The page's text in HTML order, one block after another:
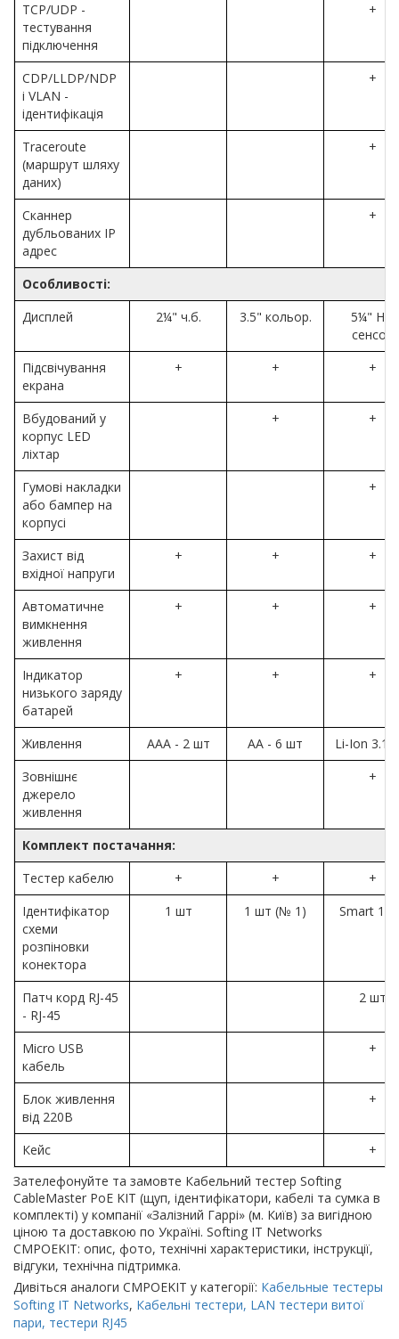
TCP/UDP -
тестування
підключення
+
CDP/LLDP/NDP
і VLAN -
ідентифікація
+
Traceroute
(маршрут шляху
даних)
+
Сканнер
дубльованих IP
адрес
+
Особливості:
Дисплей
2¼" ч.б. 3.5" кольор.
5¼" HD
сенсор
Підсвічування
екрана
+ + +
Вбудований у
корпус LED
ліхтар
+ +
Гумові накладки
або бампер на
корпусі
+
Захист від
вхідної напруги
+ + +
Автоматичне
вимкнення
живлення
+ + +
Індикатор
низького заряду
батарей
+ + +
Живлення AAA - 2 шт AA - 6 шт
Li-Ion
Зовнішнє
джерело
живлення
+
Комплект постачання:
Тестер кабелю
+ +
+
Ідентифікатор
схеми
розпіновки
конектора
1 шт 1 шт (№ 1) Smart 1
Патч корд RJ-45
- RJ-45
2 шт
Micro USB
кабель
+
Блок живлення
від 220В
+
Кейс
+
Зателефонуйте та замовте Кабельний тестер Softing
CableMaster PoE KIT (щуп, ідентифікатори, кабелі та сумка в
комплекті) у компанії «Залізний Гаррі» (м. Київ) за вигідною
ціною та доставкою по Україні. Softing IT Networks
CMPOEKIT: опис, фото, технічні характеристики, інструкції,
відгуки, технічна підтримка.
Дивіться аналоги CMPOEKIT у категорії: Кабельные тестеры
Softing IT Networks, Кабельні тестери, LAN тестери витої
пари, тестери RJ45